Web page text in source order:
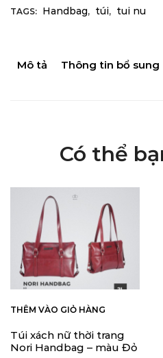
TAGS: Handbag, túi, tui nu
Mô tả Thông tin bổ sung
Có thể
THÊM VÀO GIỎ HÀNG
Túi xách nữ thời trang
Nori Handbag – màu Đỏ